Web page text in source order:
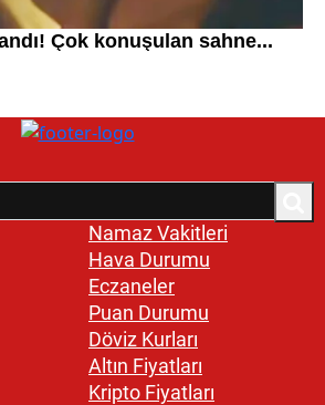
Namaz Vakitleri
Hava Durumu
Eczaneler
Puan Durumu
Döviz Kurları
Altın Fiyatları
Kripto Fiyatları